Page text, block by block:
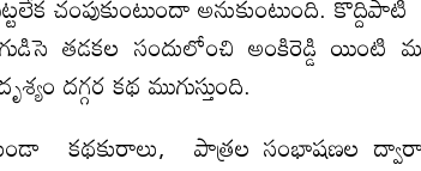
తడకల సందులోంచి అంకిరెడ్డి యింటి
దగ్గర కథ ముగుస్తుంది.
కథకురాలు, పాత్రల సంభాషణల